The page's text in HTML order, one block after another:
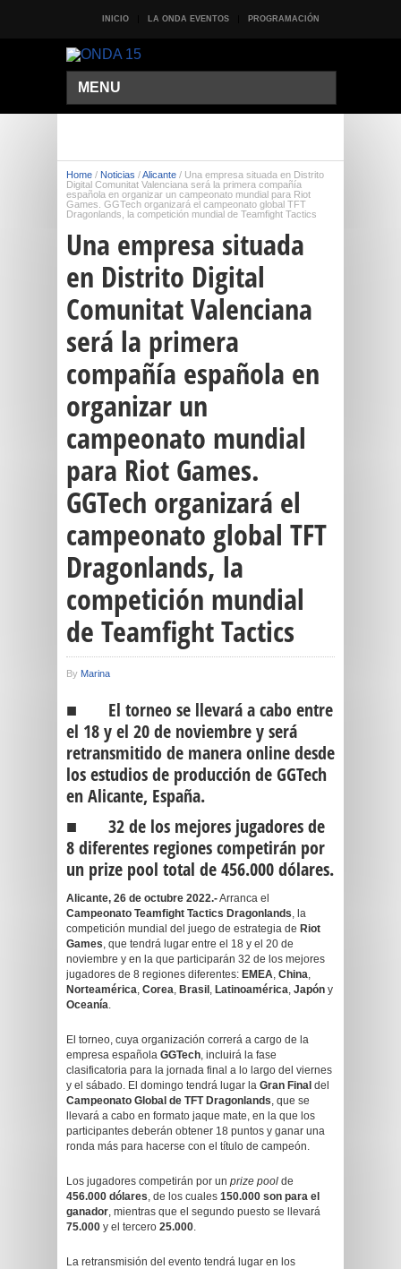
INICIO LA ONDA EVENTOS PROGRAMACIÓN
MENU
Home / Noticias /Alicante / Una empresa situada en Distrito
Digital Comunitat Valenciana será la primera compañía
española en organizar un campeonato mundial para Riot
Games. GGTech organizará el campeonato global TFT
Dragonlands, la competición mundial de Teamfight Tactics
Una empresa situada
en Distrito Digital
Comunitat Valenciana
será la primera
compañía española en
organizar un
campeonato mundial
para Riot Games.
GGTech organizará el
campeonato global TFT
Dragonlands, la
competición mundial
de Teamfight Tactics
By Marina
■ El torneo se llevará a cabo entre
el 18 y el 20 de noviembre y será
retransmitido de manera online desde
los estudios de producción de GGTech
en Alicante, España.
■ 32 de los mejores jugadores de
8 diferentes regiones competirán por
un prize pool total de 456.000 dólares.
Alicante, 26 de octubre 2022.-Arranca el
Campeonato Teamfight Tactics Dragonlands, la
competición mundial del juego de estrategia de Riot
Games, que tendrá lugar entre el 18 y el 20 de
noviembre y en la que participarán 32 de los mejores
jugadores de 8 regiones diferentes: EMEA, China,
Norteamérica, Corea, Brasil , Latinoamérica, Japón y
Oceanía.
El torneo, cuya organización correrá a cargo de la
empresa española GGTech, incluirá la fase
clasificatoria para la jornada final a lo largo del viernes
y el sábado. El domingo tendrá lugar la Gran Final del
Campeonato Global de TFT Dragonlands, que se
llevará a cabo en formato jaque mate, en la que los
participantes deberán obtener 18 puntos y ganar una
ronda más para hacerse con el título de campeón.
Los jugadores competirán por un prize pool de
456.000 dólares, de los cuales 150.000 son para el
ganador, mientras que el segundo puesto se llevará
75.000 y el tercero 25.000.
La retransmisión del evento tendrá lugar en los